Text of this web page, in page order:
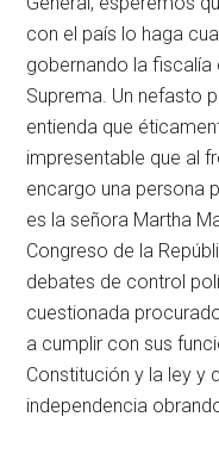
con el país lo haga
gobernando la fiscalía
Suprema. Un nefasto
entienda que
impresentable que al
encargo una persona
es la señora Martha
Congreso de la
debates de control
cuestionada
a cumplir con sus
Constitución y la ley y
independencia